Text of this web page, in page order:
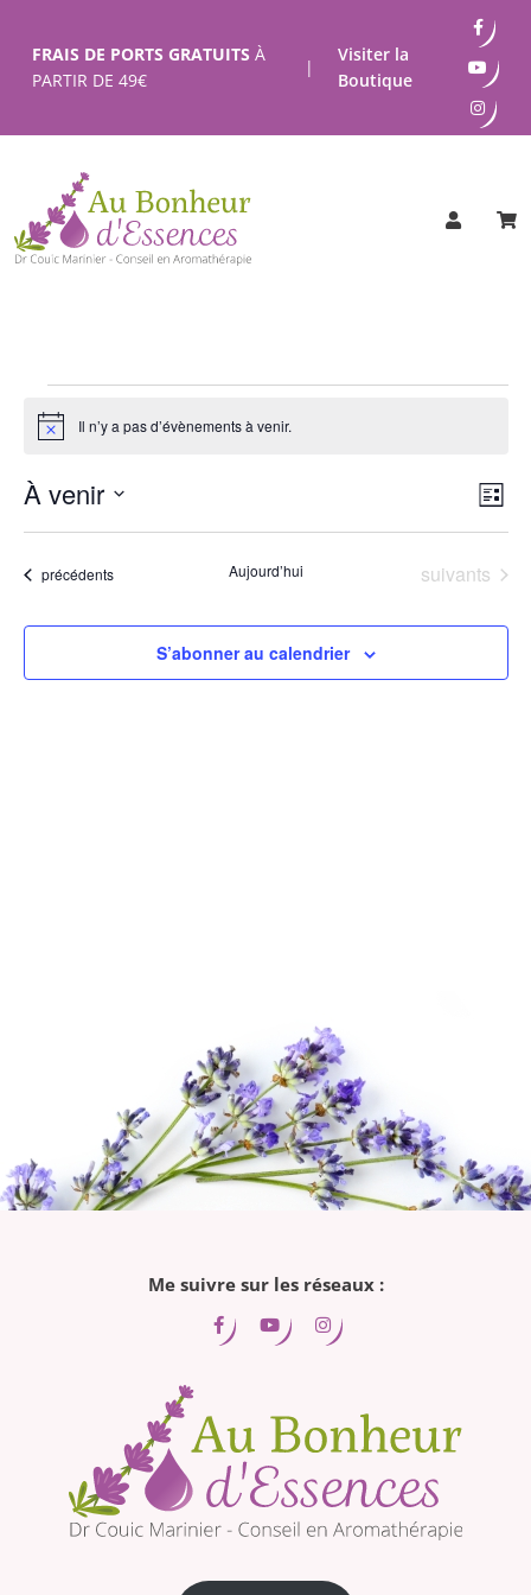
contenu
FRAIS DE PORTS GRATUITS À
PARTIR DE 49€
|
Visiter la
Boutique
Évènements
Notice Il n’y a pas d’évènements à venir.
par
de
Liste
À venir
Sélectionnez
date.Évènements
précédents Aujourd’hui Évènements
suivants
S’abonner au calendrier
Me suivre sur les réseaux :